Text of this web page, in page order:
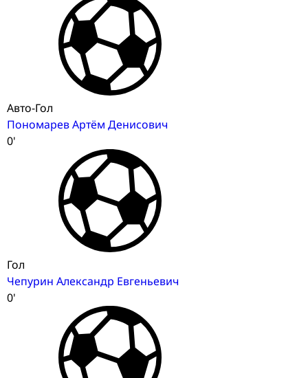
Авто-Гол
Пономарев Артём Денисович
0'
Гол
Чепурин Александр Евгеньевич
0'